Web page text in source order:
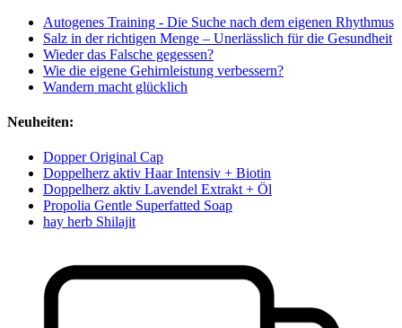
Autogenes Training - Die Suche nach dem eigenen Rhythmus
Salz in der richtigen Menge – Unerlässlich für die Gesundheit
Wieder das Falsche gegessen?
Wie die eigene Gehirnleistung verbessern?
Wandern macht glücklich
Neuheiten:
Dopper Original Cap
Doppelherz aktiv Haar Intensiv + Biotin
Doppelherz aktiv Lavendel Extrakt + Öl
Propolia Gentle Superfatted Soap
hay herb Shilajit